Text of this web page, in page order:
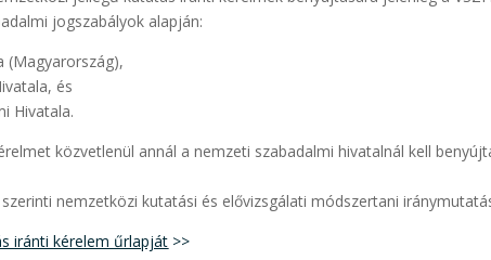
jogszabályok alapján:
(Magyarország),
és
Hivatala.
közvetlenül annál a nemzeti szabadalmi hivatalnál kell
nemzetközi kutatási és elővizsgálati módszertani
iránti kérelem űrlapját >>